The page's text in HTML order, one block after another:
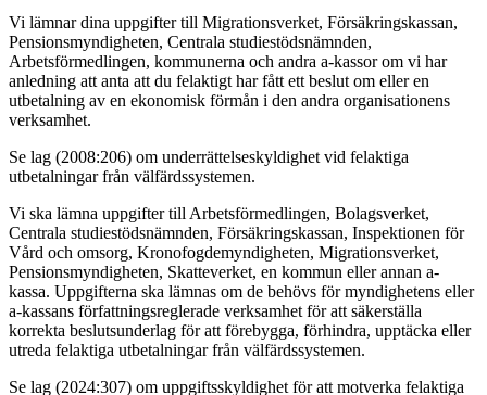
Vi lämnar dina uppgifter till Migrationsverket, Försäkringskassan,
Pensionsmyndigheten, Centrala studiestödsnämnden,
Arbetsförmedlingen, kommunerna och andra a-kassor om vi har
anledning att anta att du felaktigt har fått ett beslut om eller en
utbetalning av en ekonomisk förmån i den andra organisationens
verksamhet.
Se lag (2008:206) om underrättelseskyldighet vid felaktiga
utbetalningar från välfärdssystemen.
Vi ska lämna uppgifter till Arbetsförmedlingen, Bolagsverket,
Centrala studiestödsnämnden, Försäkringskassan, Inspektionen för
Vård och omsorg, Kronofogdemyndigheten, Migrationsverket,
Pensionsmyndigheten, Skatteverket, en kommun eller annan a-
kassa. Uppgifterna ska lämnas om de behövs för myndighetens eller
a-kassans författningsreglerade verksamhet för att säkerställa
korrekta beslutsunderlag för att förebygga, förhindra, upptäcka eller
utreda felaktiga utbetalningar från välfärdssystemen.
Se lag (2024:307) om uppgiftsskyldighet för att motverka felaktiga